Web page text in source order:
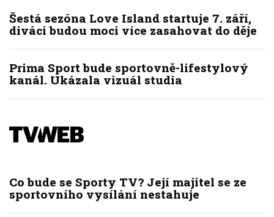
Šestá sezóna Love Island startuje 7. září,
diváci budou moci více zasahovat do děje
Prima Sport bude sportovně-lifestylový
kanál. Ukázala vizuál studia
Co bude se Sporty TV? Její majitel se ze
sportovního vysílání nestahuje